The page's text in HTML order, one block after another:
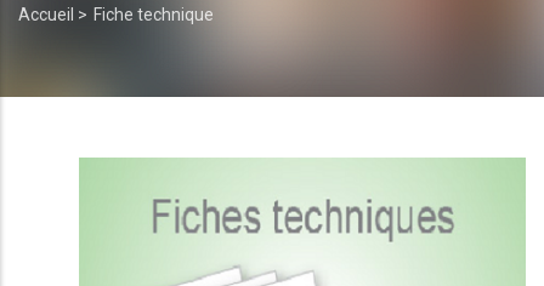
Fil
Accueil > Fiche technique